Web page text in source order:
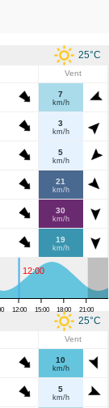
25°C
Vent
7
km/h
3
km/h
5
km/h
21
km/h
30
km/h
19
km/h
12:00
12:00 15:00 18:00 21:00
25°C
Vent
10
km/h
5
km/h